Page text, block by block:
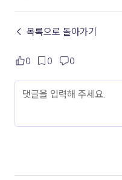
← 목록으로 돌아가기
0 0 0